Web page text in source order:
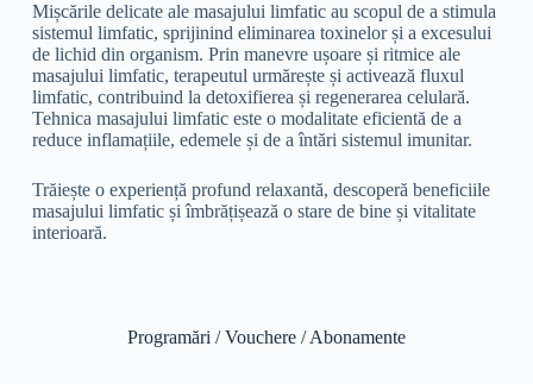
Mișcările delicate ale masajului limfatic au scopul de a stimula
sistemul limfatic, sprijinind eliminarea toxinelor și a excesului
de lichid din organism. Prin manevre ușoare și ritmice ale
masajului limfatic, terapeutul urmărește și activează fluxul
limfatic, contribuind la detoxifierea și regenerarea celulară.
Tehnica masajului limfatic este o modalitate eficientă de a
reduce inflamațiile, edemele și de a întări sistemul imunitar.
Trăiește o experiență profund relaxantă, descoperă beneficiile
masajului limfatic și îmbrățișează o stare de bine și vitalitate
interioară.
Programări / Vouchere / Abonamente